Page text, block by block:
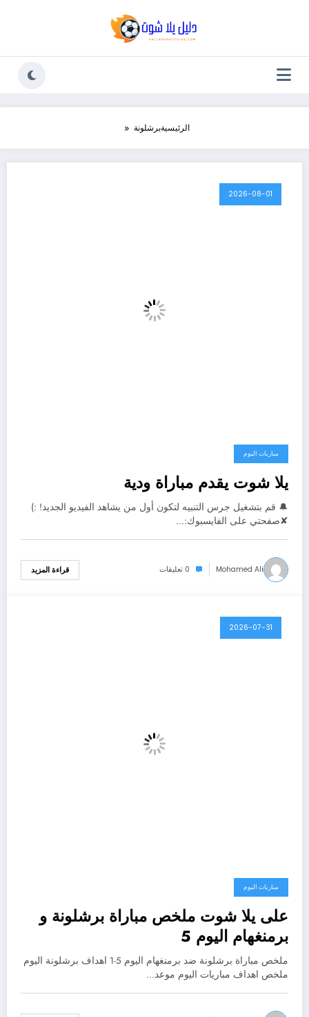
الرئيسيةبرشلونة
2026-08-01
مباريات اليوم
يلا شوت يقدم مباراة ودية
🔔 قم بتشغيل جرس التنبيه لتكون أول من يشاهد الفيديو الجديد! :)
✘صفحتي على الفايسبوك:…
Mohamed Ali 0 تعليقات قراءة المزيد
2026-07-31
مباريات اليوم
على يلا شوت ملخص مباراة برشلونة و
برمنغهام اليوم 5
ملخص مباراة برشلونة ضد برمنغهام اليوم 5-1 اهداف برشلونة اليوم
ملخص اهداف مباريات اليوم موعد…